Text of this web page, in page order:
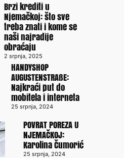
Brzi krediti u
Njemačkoj: što sve
treba znati i kome se
naši najradije
obraćaju
2 srpnja, 2025
HANDYSHOP
AUGUSTENSTRAßE:
Najkraći put do
mobitela i interneta
25 srpnja, 2024
POVRAT POREZA U
NJEMAČKOJ:
Karolina Čumorić
25 srpnja, 2024